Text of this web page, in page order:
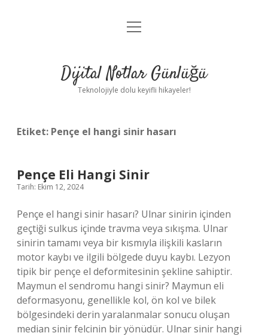
Anasayfa
Yasal Uyarı
menüyü
Dijital Notlar Günlüğü
Teknolojiyle dolu keyifli hikayeler!
Etiket: Pençe el hangi sinir hasarı
Pençe Eli Hangi Sinir
Tarih: Ekim 12, 2024
Pençe el hangi sinir hasarı? Ulnar sinirin içinden
geçtiği sulkus içinde travma veya sıkışma. Ulnar
sinirin tamamı veya bir kısmıyla ilişkili kasların
motor kaybı ve ilgili bölgede duyu kaybı. Lezyon
tipik bir pençe el deformitesinin şekline sahiptir.
Maymun el sendromu hangi sinir? Maymun eli
deformasyonu, genellikle kol, ön kol ve bilek
bölgesindeki derin yaralanmalar sonucu oluşan
median sinir felcinin bir yönüdür. Ulnar sinir hangi